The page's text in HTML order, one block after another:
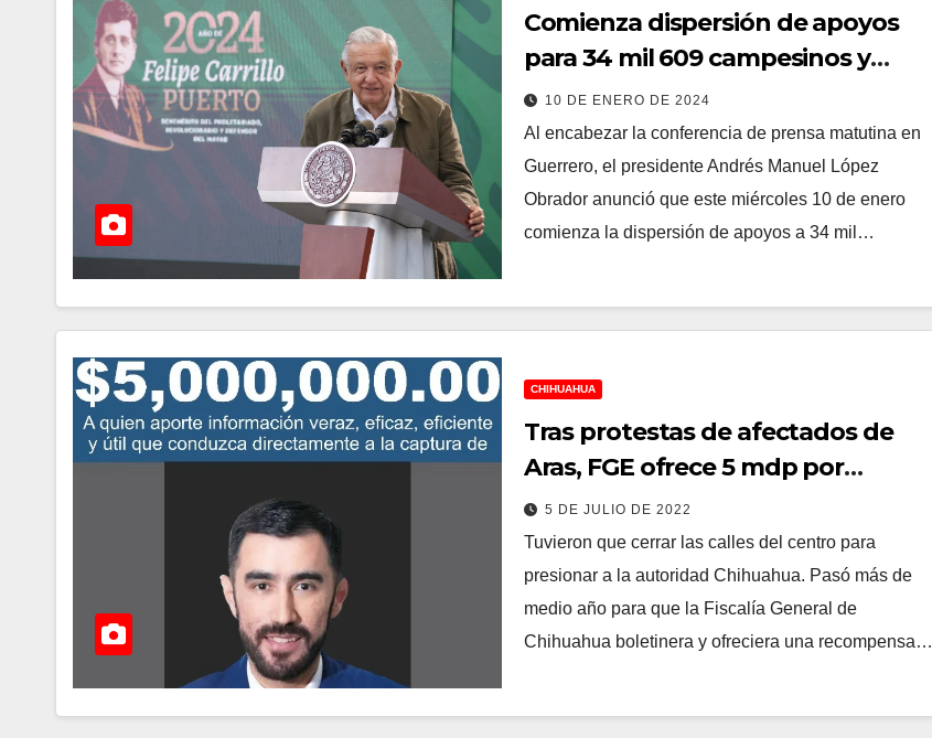
Comienza dispersión de apoyos
para 34 mil 609 campesinos y
pescadores afectados en
Acapulco y Coyuca de Benítez
10 DE ENERO DE 2024
Al encabezar la conferencia de prensa matutina en
Guerrero, el presidente Andrés Manuel López
Obrador anunció que este miércoles 10 de enero
comienza la dispersión de apoyos a 34 mil…
CHIHUAHUA
Tras protestas de afectados de
Aras, FGE ofrece 5 mdp por
Gutiérrez Rosas
5 DE JULIO DE 2022
Tuvieron que cerrar las calles del centro para
presionar a la autoridad Chihuahua. Pasó más de
medio año para que la Fiscalía General de
Chihuahua boletinera y ofreciera una recompensa…